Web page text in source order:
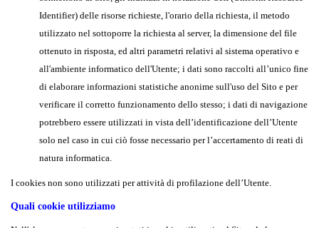
Identifier) delle risorse richieste, l'orario della richiesta, il metodo
utilizzato nel sottoporre la richiesta al server, la dimensione del file
ottenuto in risposta, ed altri parametri relativi al sistema operativo e
all'ambiente informatico dell'Utente; i dati sono raccolti all’unico fine
di elaborare informazioni statistiche anonime sull'uso del Sito e per
verificare il corretto funzionamento dello stesso; i dati di navigazione
potrebbero essere utilizzati in vista dell’identificazione dell’Utente
solo nel caso in cui ciò fosse necessario per l’accertamento di reati di
natura informatica.
I cookies non sono utilizzati per attività di profilazione dell’Utente.
Quali cookie utilizziamo